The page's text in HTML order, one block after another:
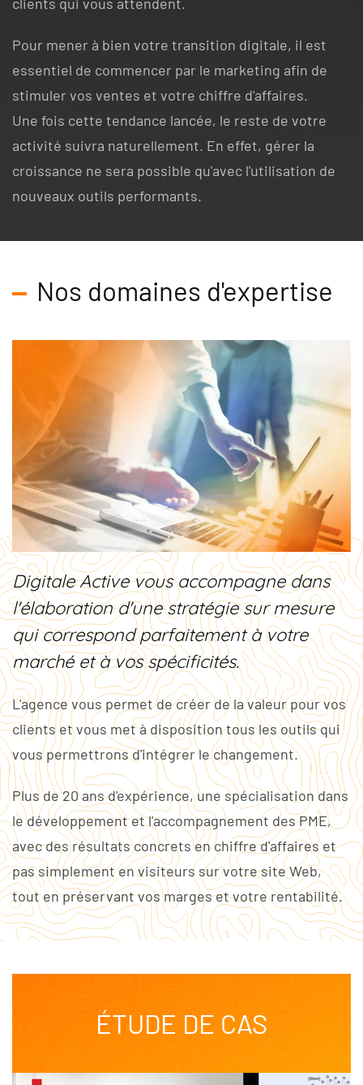
Pour mener à bien votre transition digitale, il est
essentiel de commencer par le marketing afin de
stimuler vos ventes et votre chiffre d'affaires.
Une fois cette tendance lancée, le reste de votre
activité suivra naturellement. En effet, gérer la
croissance ne sera possible qu'avec l'utilisation de
nouveaux outils performants.
Nos domaines d'expertise
Digitale Active vous accompagne dans
l'élaboration d'une stratégie sur mesure
qui correspond parfaitement à votre
marché et à vos spécificités.
L'agence vous permet de créer de la valeur pour vos
clients et vous met à disposition tous les outils qui
vous permettrons d'intégrer le changement.
Plus de 20 ans d'expérience, une spécialisation dans
le développement et l'accompagnement des PME,
avec des résultats concrets en chiffre d'affaires et
pas simplement en visiteurs sur votre site Web,
tout en préservant vos marges et votre rentabilité.
ÉTUDE DE CAS